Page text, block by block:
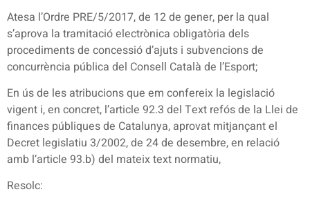
Atesa l’Ordre PRE/5/2017, de 12 de gener, per la qual
s’aprova la tramitació electrònica obligatòria dels
procediments de concessió d’ajuts i subvencions de
concurrència pública del Consell Català de l’Esport;
En ús de les atribucions que em confereix la legislació
vigent i, en concret, l’article 92.3 del Text refós de la Llei de
finances públiques de Catalunya, aprovat mitjançant el
Decret legislatiu 3/2002, de 24 de desembre, en relació
amb l’article 93.b) del mateix text normatiu,
Resolc: